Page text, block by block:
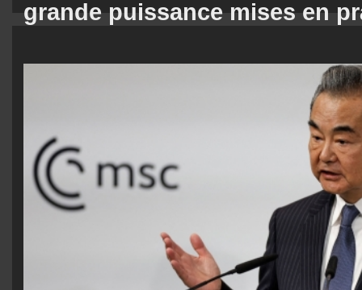
grande puissance mises en